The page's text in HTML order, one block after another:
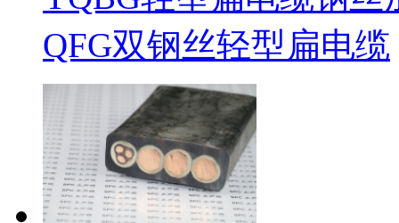
QFG双钢丝轻型扁电缆